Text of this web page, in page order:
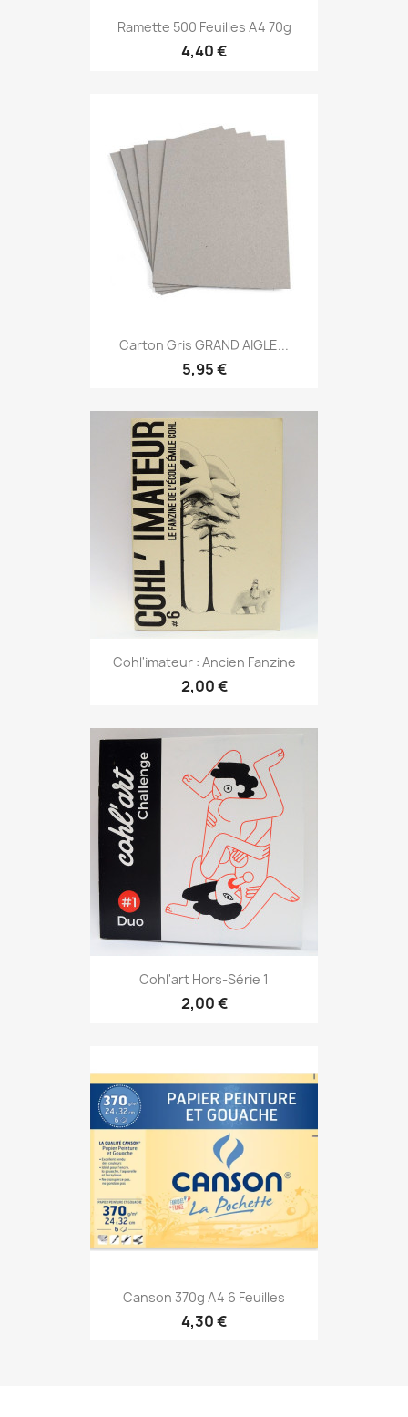
Ramette 500 Feuilles A4 70g
4,40 €
Carton Gris GRAND AIGLE...
5,95 €
Cohl'imateur : Ancien Fanzine
2,00 €
Cohl'art Hors-Série 1
2,00 €
Canson 370g A4 6 Feuilles
4,30 €